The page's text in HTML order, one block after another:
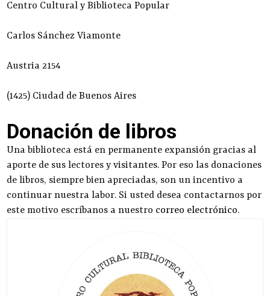
Centro Cultural y Biblioteca Popular
Carlos Sánchez Viamonte
Austria 2154
(1425) Ciudad de Buenos Aires
Donación de libros
Una biblioteca está en permanente expansión gracias al
aporte de sus lectores y visitantes. Por eso las donaciones
de libros, siempre bien apreciadas, son un incentivo a
continuar nuestra labor. Si usted desea contactarnos por
este motivo escríbanos a nuestro correo electrónico.